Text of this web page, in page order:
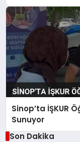
Sinop’ta İŞKUR
Sunuyor
Son Dakika